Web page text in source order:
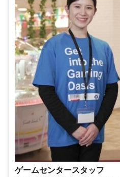
ゲームセンタースタッフ